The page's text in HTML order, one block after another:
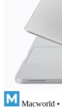
Macworld •